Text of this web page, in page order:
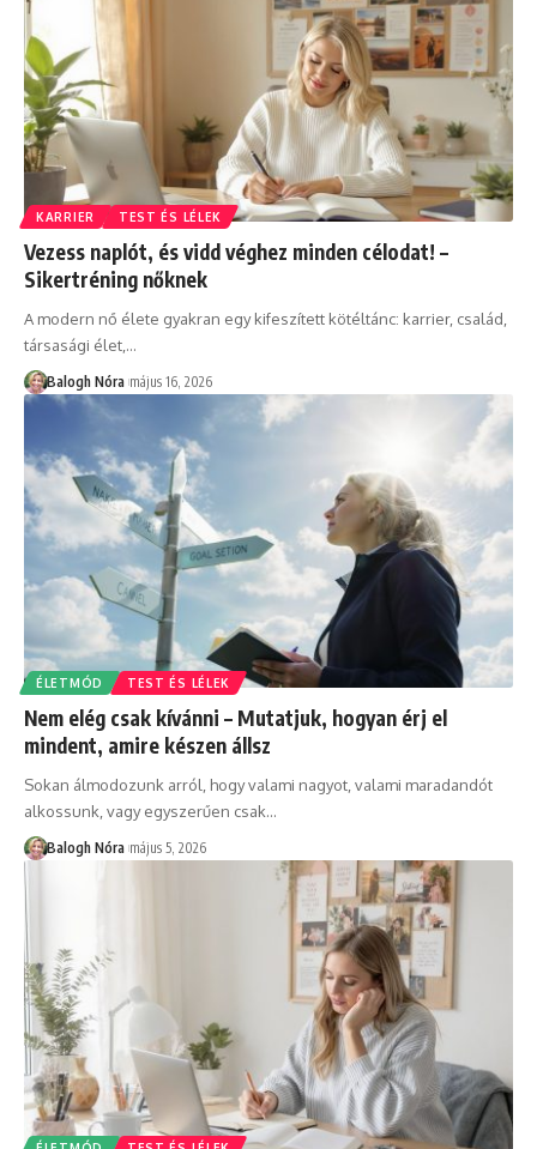
KARRIER TEST ÉS LÉLEK
Vezess naplót, és vidd véghez minden célodat! –
Sikertréning nőknek
A modern nő élete gyakran egy kifeszített kötéltánc: karrier, család,
társasági élet, …
Balogh Nóra május 16, 2026
ÉLETMÓD TEST ÉS LÉLEK
Nem elég csak kívánni – Mutatjuk, hogyan érj el
mindent, amire készen állsz
Sokan álmodozunk arról, hogy valami nagyot, valami maradandót
alkossunk, vagy egyszerűen csak…
Balogh Nóra május 5, 2026